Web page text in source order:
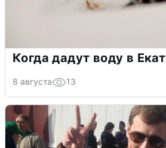
Когда дадут воду в
8 августа 13